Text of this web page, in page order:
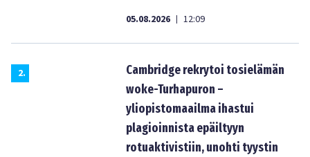
05.08.2026 | 12:09
2.
Cambridge rekrytoi tosielämän
woke-Turhapuron –
yliopistomaailma ihastui
plagioinnista epäiltyyn
rotuaktivistiin, unohti tyystin